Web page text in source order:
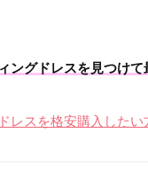
ングドレスを見つけて
レスを格安購入したい